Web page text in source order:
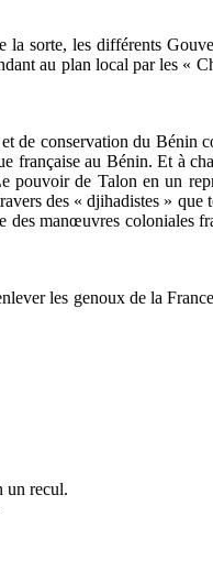
sorte, les différents
au plan local par les «
de conservation du Bénin
au Bénin. Et à
pouvoir de Talon en un
des « djihadistes » que
manœuvres coloniales
les genoux de la
un recul.